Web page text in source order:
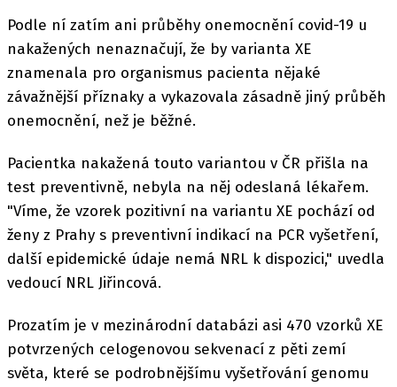
Podle ní zatím ani průběhy onemocnění covid-19 u
nakažených nenaznačují, že by varianta XE
znamenala pro organismus pacienta nějaké
závažnější příznaky a vykazovala zásadně jiný průběh
onemocnění, než je běžné.
Pacientka nakažená touto variantou v ČR přišla na
test preventivně, nebyla na něj odeslaná lékařem.
"Víme, že vzorek pozitivní na variantu XE pochází od
ženy z Prahy s preventivní indikací na PCR vyšetření,
další epidemické údaje nemá NRL k dispozici," uvedla
vedoucí NRL Jiřincová.
Prozatím je v mezinárodní databázi asi 470 vzorků XE
potvrzených celogenovou sekvenací z pěti zemí
světa, které se podrobnějšímu vyšetřování genomu